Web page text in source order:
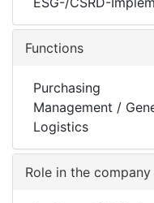
Functions
Purchasing
Management /
Logistics
Role in the company